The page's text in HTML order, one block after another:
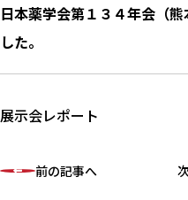
日本薬学会第１３４年会（
した。
展示会レポート
前の記事へ